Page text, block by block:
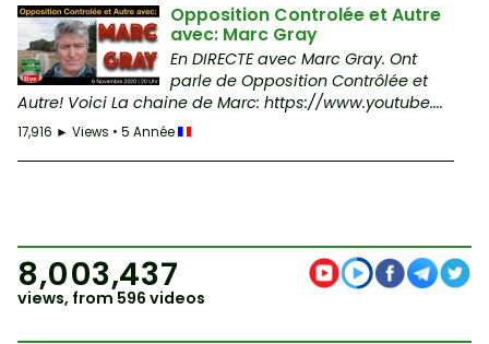
Opposition Controlée et Autre
avec: Marc Gray
En DIRECTE avec Marc Gray. Ont
parle de Opposition Contrôlée et
Autre! Voici La chaine de Marc: https://www.youtube....
17,916 ► Views • 5 Année
8,003,437
views, from 596 videos